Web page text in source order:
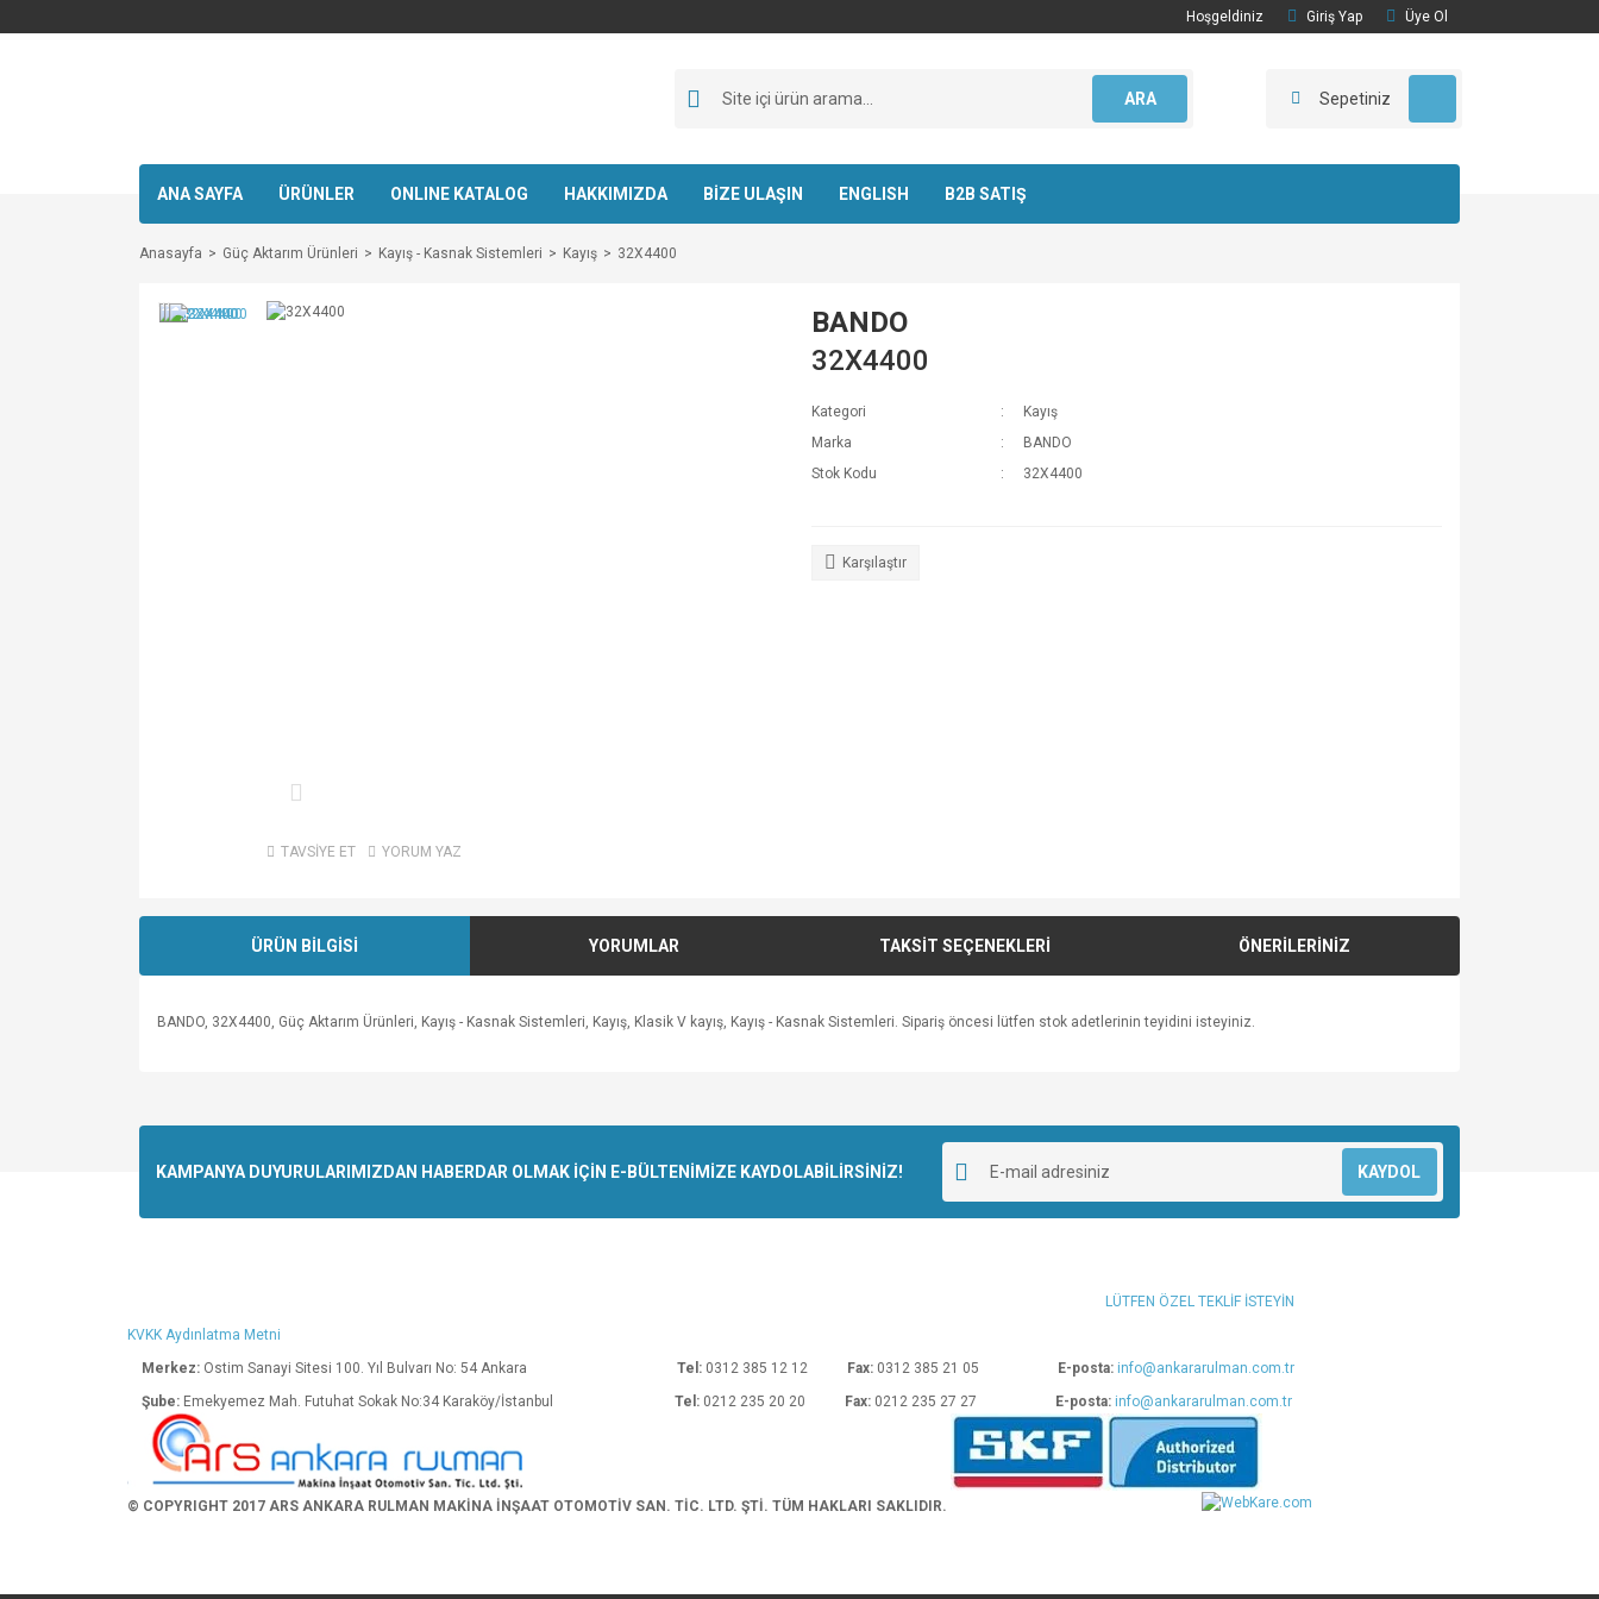
Hoşgeldiniz Giriş Yap Üye Ol
ARA Sepetiniz
ANA SAYFA ÜRÜNLER ONLINE KATALOG HAKKIMIZDA BİZE ULAŞIN ENGLISH B2B SATIŞ
Anasayfa Güç Aktarım Ürünleri Kayış - Kasnak Sistemleri Kayış 32X4400
TAVSİYE ET YORUM YAZ
BANDO
32X4400
Kategori
Kayış
Marka
BANDO
Stok Kodu
32X4400
Karşılaştır
ÜRÜN BİLGİSİ YORUMLAR TAKSİT SEÇENEKLERİ ÖNERİLERİNİZ
BANDO, 32X4400, Güç Aktarım Ürünleri, Kayış - Kasnak Sistemleri, Kayış, Klasik V kayış, Kayış - Kasnak Sistemleri. Sipariş öncesi lütfen stok adetlerinin teyidini isteyiniz.
Ürün resmi kalitesiz, bozuk veya görüntülenemiyor.
KAMPANYA DUYURULARIMIZDAN HABERDAR OLMAK İÇİN E-BÜLTENİMİZE KAYDOLABİLİRSİNİZ! KAYDOL
LÜTFEN ÖZEL TEKLİF İSTEYİN
KVKK Aydınlatma Metni
Merkez: Ostim Sanayi Sitesi 100. Yıl Bulvarı No: 54 Ankara Tel: 0312 385 12 12 Fax: 0312 385 21 05 E-posta: info@ankararulman.com.tr
Şube: Emekyemez Mah. Futuhat Sokak No:34 Karaköy/İstanbul Tel: 0212 235 20 20 Fax: 0212 235 27 27 E-posta: info@ankararulman.com.tr
© COPYRIGHT 2017 ARS ANKARA RULMAN MAKİNA İNŞAAT OTOMOTİV SAN. TİC. LTD. ŞTİ. TÜM HAKLARI SAKLIDIR.